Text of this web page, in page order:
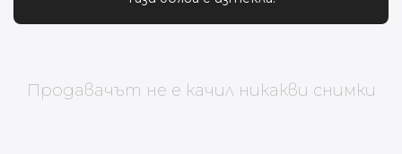
Продавачът не е качил никакви снимки